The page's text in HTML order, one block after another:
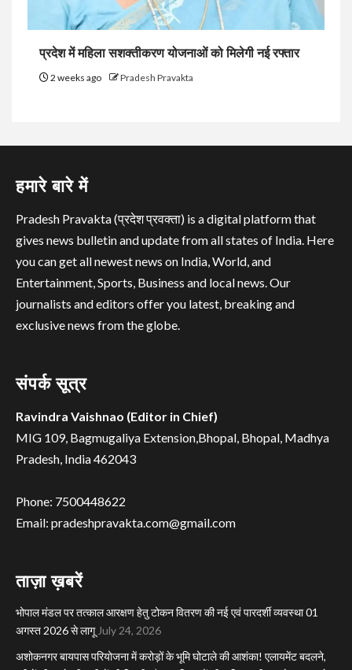
प्रदेश में महिला सशक्तीकरण योजनाओं को मिलेगी नई रफ्तार
2 weeks ago Pradesh Pravakta
हमारे बारे में
Pradesh Pravakta (प्रदेश प्रवक्ता) is a digital platform that
gives news bulletin and update from all states of India. Here
you can get all newest news on India, World, and
Entertainment, Sports, Business and local news. Our
journalists and editors offer you latest, breaking and
exclusive news from the globe.
संपर्क सूत्र
Ravindra Vaishnao (Editor in Chief)
MIG 109, Bagmugaliya Extension,Bhopal, Bhopal, Madhya
Pradesh, India 462043
Phone: 7500448622
Email: pradeshpravakta.com@gmail.com
ताज़ा ख़बरें
भोपाल मंडल पर तत्काल आरक्षण हेतु टोकन वितरण की नई एवं पारदर्शी व्यवस्था 01
अगस्त 2026 से लागू July 24, 2026
अशोकनगर बायपास परियोजना में करोड़ों के भूमि घोटाले की आशंका! एलायमेंट बदलने,